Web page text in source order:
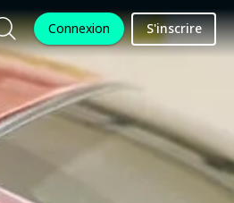
Connexion S'inscrire